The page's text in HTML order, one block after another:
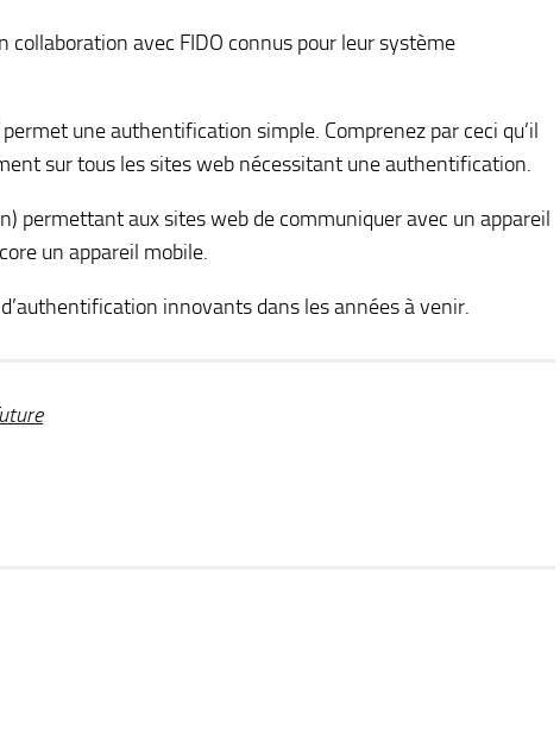
avec FIDO connus pour leur système
une authentification simple. Comprenez par ceci qu’il
sur tous les sites web nécessitant une authentification.
permettant aux sites web de communiquer avec un appareil
un appareil mobile.
innovants dans les années à venir.